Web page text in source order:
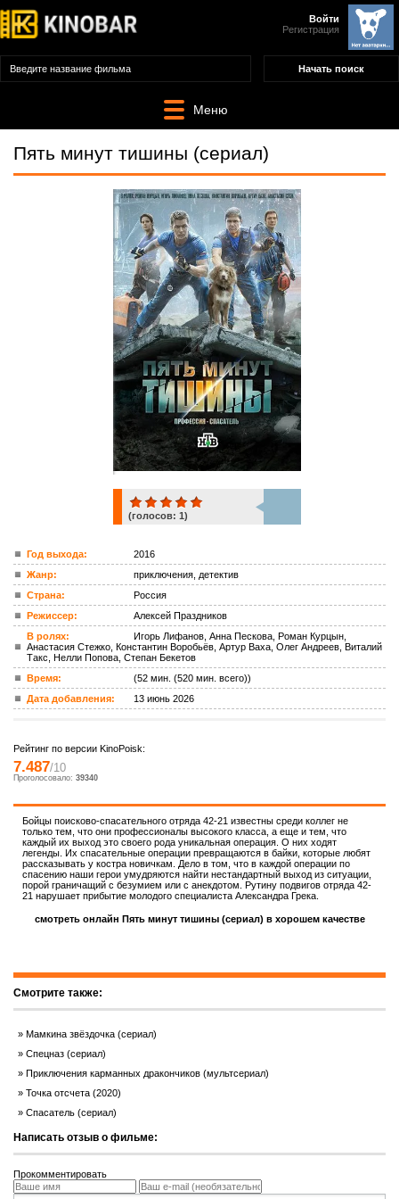
Войти
Регистрация
Меню
Пять минут тишины (сериал)
ком.
(голосов: 1)
Год выхода:
2016
Жанр:
приключения, детектив
Страна:
Россия
Режиссер:
Алексей Праздников
В ролях:
Игорь Лифанов, Анна Пескова, Роман Курцын,
Анастасия Стежко, Константин Воробьёв, Артур Ваха, Олег Андреев, Виталий
Такс, Нелли Попова, Степан Бекетов
Время:
(52 мин. (520 мин. всего))
Дата добавления:
13 июнь 2026
Рейтинг по версии KinoPoisk:
7.487/10
Проголосовало: 39340
Бойцы поисково-спасательного отряда 42-21 известны среди коллег не
только тем, что они профессионалы высокого класса, а еще и тем, что
каждый их выход это своего рода уникальная операция. О них ходят
легенды. Их спасательные операции превращаются в байки, которые любят
рассказывать у костра новичкам. Дело в том, что в каждой операции по
спасению наши герои умудряются найти нестандартный выход из ситуации,
порой граничащий с безумием или с анекдотом. Рутину подвигов отряда 42-
21 нарушает прибытие молодого специалиста Александра Грека.
смотреть онлайн Пять минут тишины (сериал) в хорошем качестве
Смотрите также:
Мамкина звёздочка (сериал)
Спецназ (сериал)
Приключения карманных дракончиков (мультсериал)
Точка отсчета (2020)
Спасатель (сериал)
Написать отзыв о фильме:
Прокомментировать